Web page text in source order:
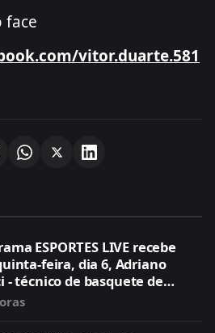
face
vitor.duarte.581
ESPORTES LIVE recebe
feira, dia 6, Adriano
- técnico de basquete de